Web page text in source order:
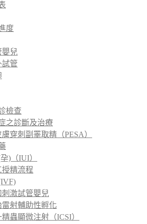
度
嬰兒
試管
檢查
之診斷及治療
穿刺副睪取精（PESA）
)（IUI）
授精流程
刺激試管嬰兒
雷射輔助性孵化
精蟲顯微注射（ICSI）